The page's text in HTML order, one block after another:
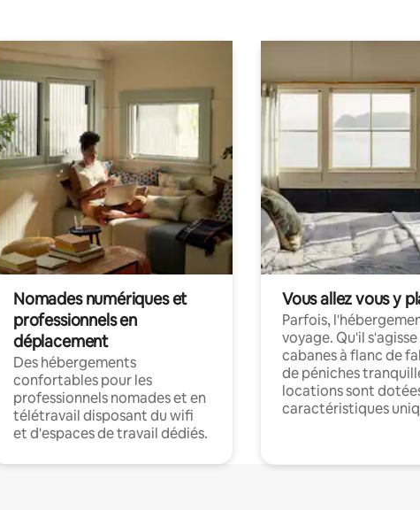
Nomades numériques et
professionnels en
déplacement
Des hébergements
confortables pour les
professionnels nomades et en
télétravail disposant du wifi
et d'espaces de travail dédiés.
Vous allez vous y
Parfois,
voyage. Qu'il
cabanes à flanc de
de péniches
locations sont
caractéristiques